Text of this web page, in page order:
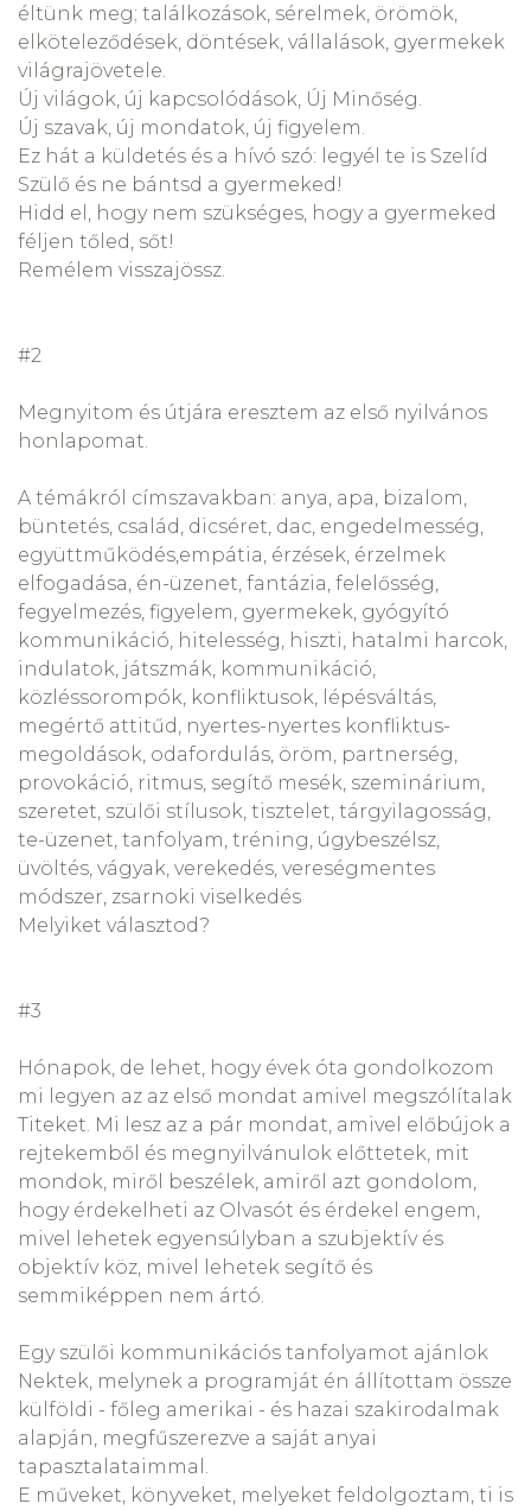
éltünk meg; találkozások, sérelmek, örömök,
elköteleződések, döntések, vállalások, gyermekek
világrajövetele.
Új világok, új kapcsolódások, Új Minőség.
Új szavak, új mondatok, új figyelem.
Ez hát a küldetés és a hívó szó: legyél te is Szelíd
Szülő és ne bántsd a gyermeked!
Hidd el, hogy nem szükséges, hogy a gyermeked
féljen tőled, sőt!
Remélem visszajössz.
#2
Megnyitom és útjára eresztem az első nyilvános
honlapomat.
A témákról címszavakban: anya, apa, bizalom,
büntetés, család, dicséret, dac, engedelmesség,
együttműködés,empátia, érzések, érzelmek
elfogadása, én-üzenet, fantázia, felelősség,
fegyelmezés, figyelem, gyermekek, gyógyító
kommunikáció, hitelesség, hiszti, hatalmi harcok,
indulatok, játszmák, kommunikáció,
közléssorompók, konfliktusok, lépésváltás,
megértő attitűd, nyertes-nyertes konfliktus-
megoldások, odafordulás, öröm, partnerség,
provokáció, ritmus, segítő mesék, szeminárium,
szeretet, szülői stílusok, tisztelet, tárgyilagosság,
te-üzenet, tanfolyam, tréning, úgybeszélsz,
üvöltés, vágyak, verekedés, vereségmentes
módszer, zsarnoki viselkedés
Melyiket választod?
#3
Hónapok, de lehet, hogy évek óta gondolkozom
mi legyen az az első mondat amivel megszólítalak
Titeket. Mi lesz az a pár mondat, amivel előbújok a
rejtekemből és megnyilvánulok előttetek, mit
mondok, miről beszélek, amiről azt gondolom,
hogy érdekelheti az Olvasót és érdekel engem,
mivel lehetek egyensúlyban a szubjektív és
objektív köz, mivel lehetek segítő és
semmiképpen nem ártó.
Egy szülői kommunikációs tanfolyamot ajánlok
Nektek, melynek a programját én állítottam össze
külföldi - főleg amerikai - és hazai szakirodalmak
alapján, megfűszerezve a saját anyai
tapasztalataimmal.
E műveket, könyveket, melyeket feldolgoztam, ti is